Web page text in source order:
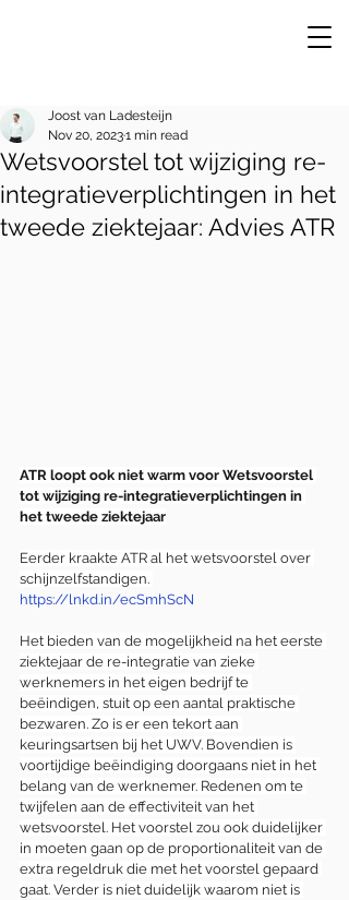
VE R
Wetsvoorstel tot wijziging re-
integratieverplichtingen in het
tweede ziektejaar: Advies ATR
Joost van Ladesteijn
Nov 20, 20231 min read
ATR loopt ook niet warm voor Wetsvoorstel
tot wijziging re-integratieverplichtingen in
het tweede ziektejaar
Eerder kraakte ATR al het wetsvoorstel over
schijnzelfstandigen.
https://lnkd.in/ecSmhScN
Het bieden van de mogelijkheid na het eerste
ziektejaar de re-integratie van zieke
werknemers in het eigen bedrijf te
beëindigen, stuit op een aantal praktische
bezwaren. Zo is er een tekort aan
keuringsartsen bij het UWV. Bovendien is
voortijdige beëindiging doorgaans niet in het
belang van de werknemer. Redenen om te
twijfelen aan de effectiviteit van het
wetsvoorstel. Het voorstel zou ook duidelijker
in moeten gaan op de proportionaliteit van de
extra regeldruk die met het voorstel gepaard
gaat. Verder is niet duidelijk waarom niet is